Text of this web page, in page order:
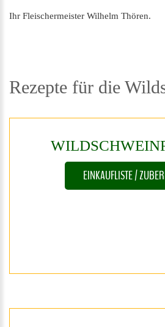
Ihr Fleischermeister Wilhelm Thören.
Rezepte für die
EINKAUFLISTE /